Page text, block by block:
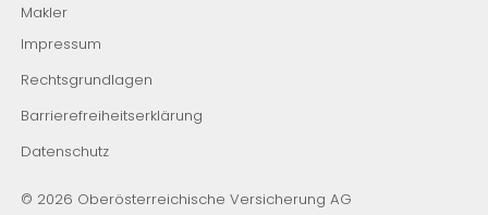
Makler
Impressum
Rechtsgrundlagen
Barrierefreiheitserklärung
Datenschutz
© 2026 Oberösterreichische Versicherung AG